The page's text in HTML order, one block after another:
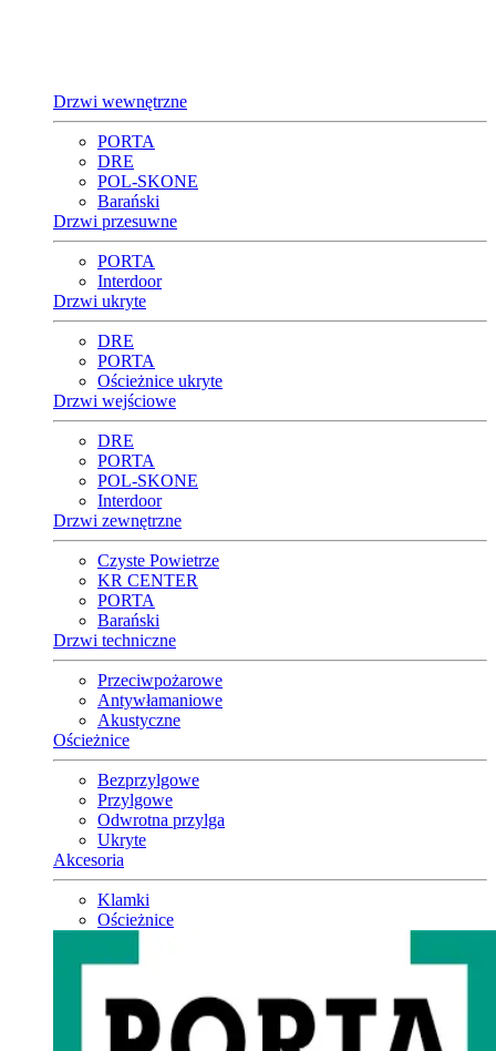
Drzwi wewnętrzne
PORTA
DRE
POL-SKONE
Barański
Drzwi przesuwne
PORTA
Interdoor
Drzwi ukryte
DRE
PORTA
Ościeżnice ukryte
Drzwi wejściowe
DRE
PORTA
POL-SKONE
Interdoor
Drzwi zewnętrzne
Czyste Powietrze
KR CENTER
PORTA
Barański
Drzwi techniczne
Przeciwpożarowe
Antywłamaniowe
Akustyczne
Ościeżnice
Bezprzylgowe
Przylgowe
Odwrotna przylga
Ukryte
Akcesoria
Klamki
Ościeżnice